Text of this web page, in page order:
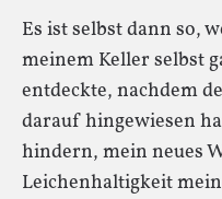
Es ist selbst dann so,
meinem Keller selbst
entdeckte, nachdem
darauf hingewiesen
hindern, mein neues
Leichenhaltigkeit